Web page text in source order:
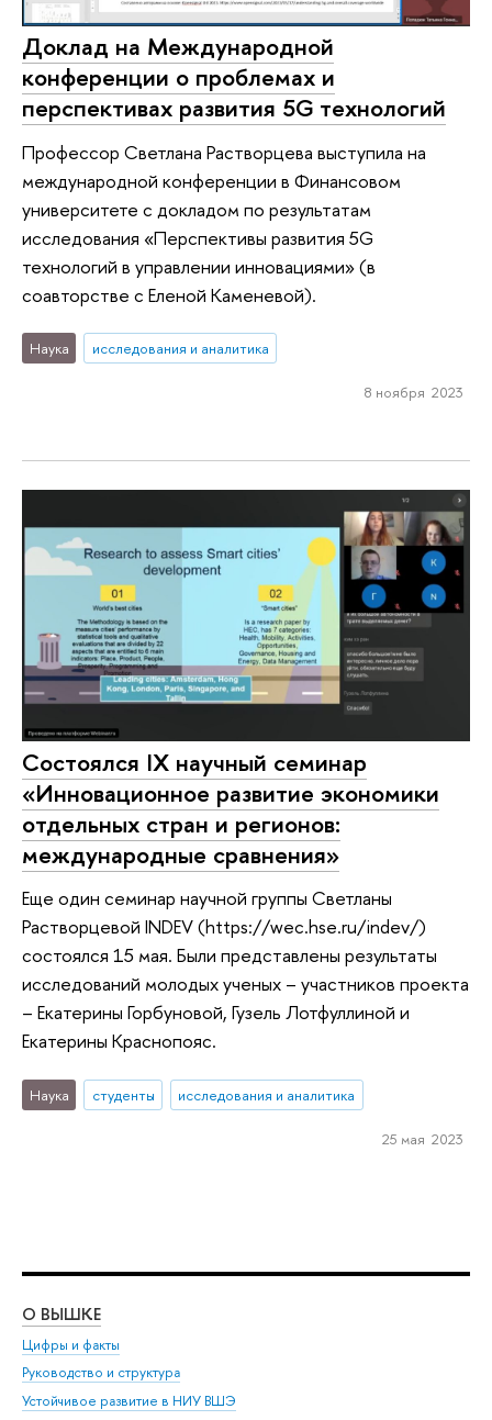
Доклад на Международной
конференции о проблемах и
перспективах развития 5G технологий
Профессор Светлана Растворцева выступила на
международной конференции в Финансовом
университете с докладом по результатам
исследования «Перспективы развития 5G
технологий в управлении инновациями» (в
соавторстве с Еленой Каменевой).
Наука исследования и аналитика
8 ноября 2023
Состоялся IX научный семинар
«Инновационное развитие экономики
отдельных стран и регионов:
международные сравнения»
Еще один семинар научной группы Светланы
Растворцевой INDEV (https://wec.hse.ru/indev/)
состоялся 15 мая. Были представлены результаты
исследований молодых ученых – участников проекта
– Екатерины Горбуновой, Гузель Лотфуллиной и
Екатерины Краснопояс.
Наука студенты исследования и аналитика
25 мая 2023
О ВЫШКЕ
Цифры и факты
Руководство и структура
Устойчивое развитие в НИУ ВШЭ